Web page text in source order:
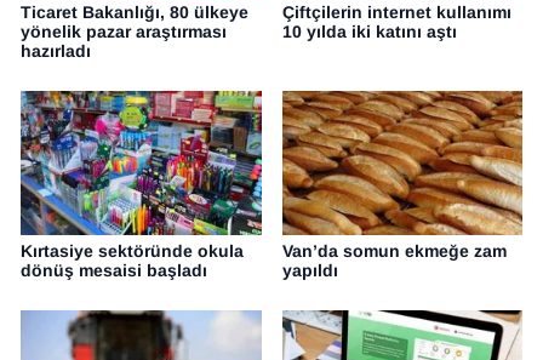
Ticaret Bakanlığı, 80 ülkeye
yönelik pazar araştırması
hazırladı
Çiftçilerin internet kullanımı
10 yılda iki katını aştı
Kırtasiye sektöründe okula
dönüş mesaisi başladı
Van’da somun ekmeğe zam
yapıldı